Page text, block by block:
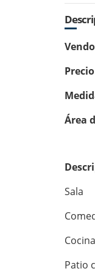
Área
Sala
Patio